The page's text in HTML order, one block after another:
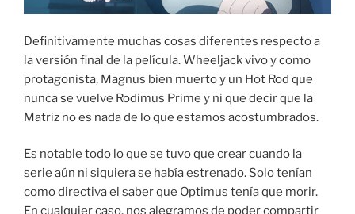
Definitivamente muchas cosas diferentes respecto a
la versión final de la película. Wheeljack vivo y como
protagonista, Magnus bien muerto y un Hot Rod que
nunca se vuelve Rodimus Prime y ni que decir que la
Matriz no es nada de lo que estamos acostumbrados.
Es notable todo lo que se tuvo que crear cuando la
serie aún ni siquiera se había estrenado. Solo tenían
como directiva el saber que Optimus tenía que morir.
En cualquier caso, nos alegramos de poder compartir